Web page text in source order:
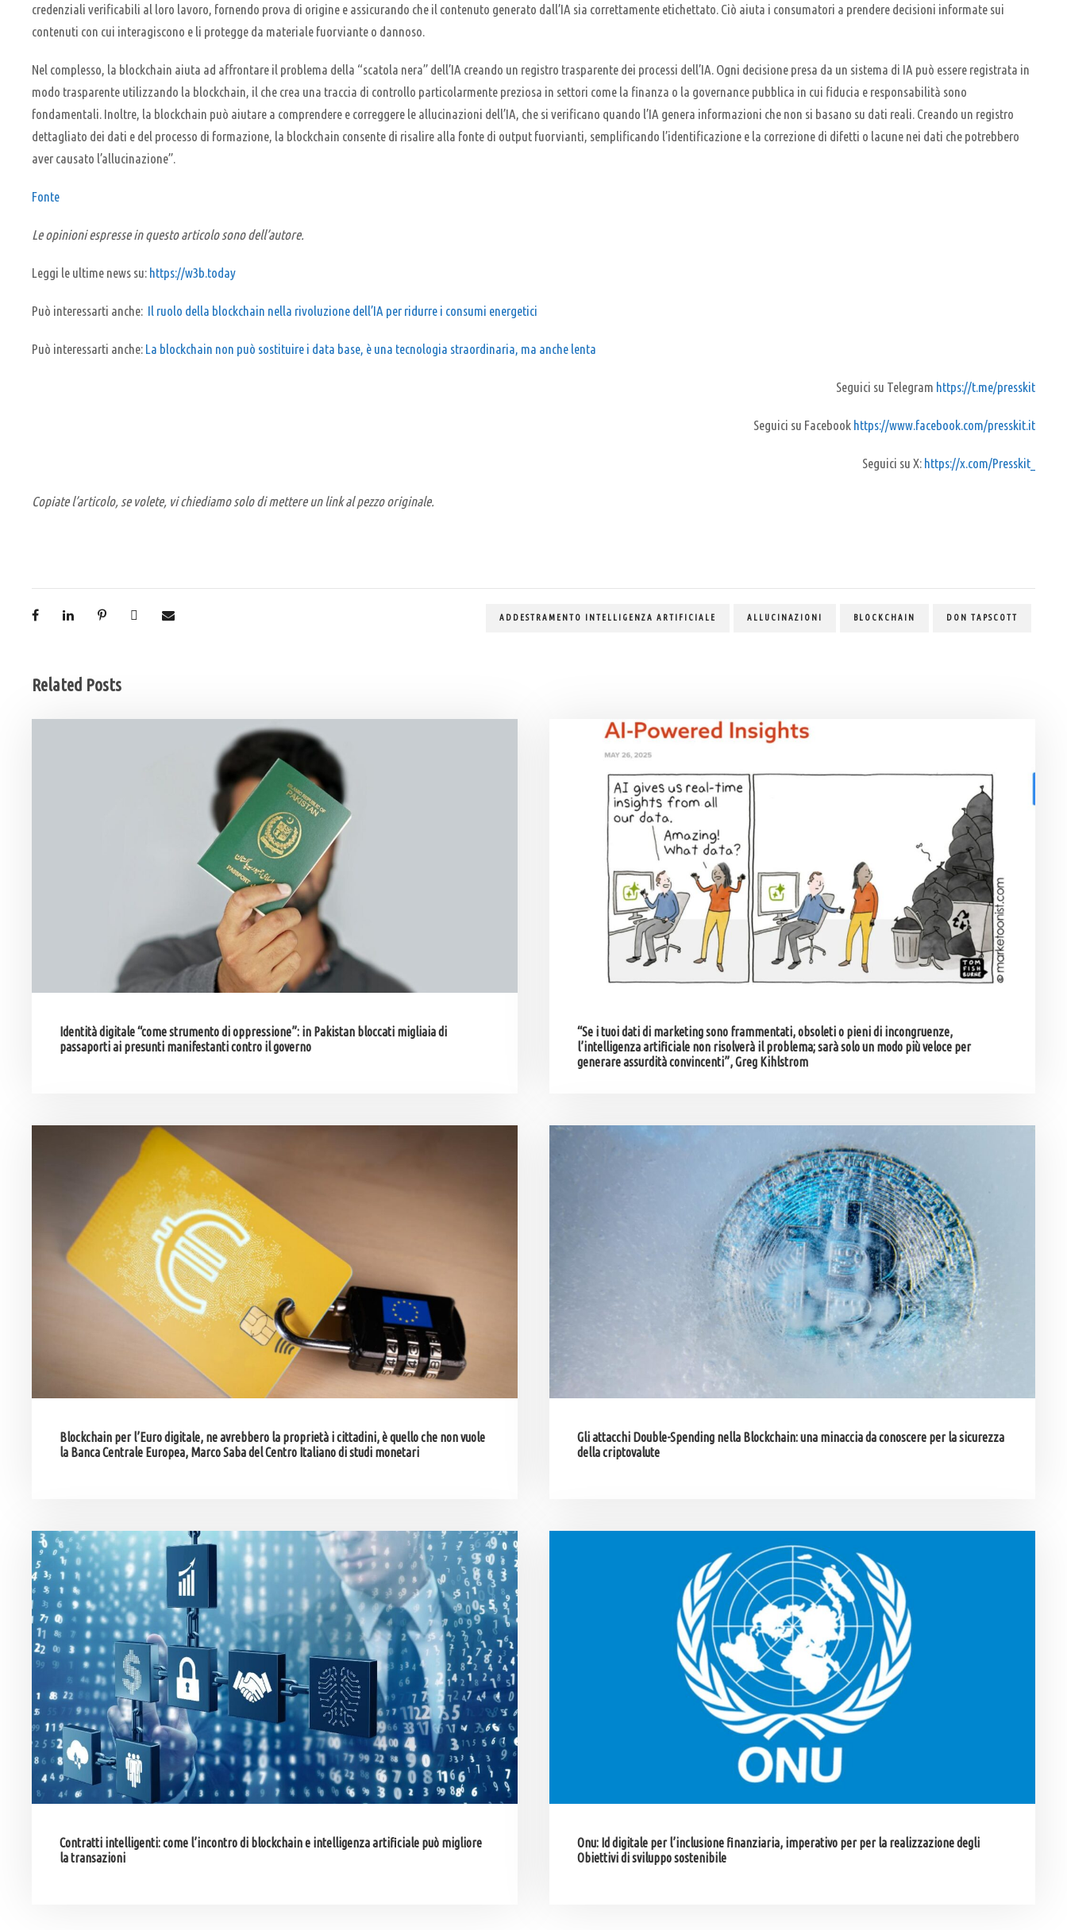
credenziali verificabili al loro lavoro, fornendo prova di origine e assicurando che il contenuto generato dall’IA sia correttamente etichettato. Ciò aiuta i consumatori a prendere decisioni informate sui
contenuti con cui interagiscono e li protegge da materiale fuorviante o dannoso.
Nel complesso, la blockchain aiuta ad affrontare il problema della “scatola nera” dell’IA creando un registro trasparente dei processi dell’IA. Ogni decisione presa da un sistema di IA può essere registrata in
modo trasparente utilizzando la blockchain, il che crea una traccia di controllo particolarmente preziosa in settori come la finanza o la governance pubblica in cui fiducia e responsabilità sono
fondamentali. Inoltre, la blockchain può aiutare a comprendere e correggere le allucinazioni dell’IA, che si verificano quando l’IA genera informazioni che non si basano su dati reali. Creando un registro
dettagliato dei dati e del processo di formazione, la blockchain consente di risalire alla fonte di output fuorvianti, semplificando l’identificazione e la correzione di difetti o lacune nei dati che potrebbero
aver causato l’allucinazione”.
Fonte
Le opinioni espresse in questo articolo sono dell’autore.
Leggi le ultime news su: https://w3b.today
Può interessarti anche: Il ruolo della blockchain nella rivoluzione dell’IA per ridurre i consumi energetici
Può interessarti anche: La blockchain non può sostituire i data base, è una tecnologia straordinaria, ma anche lenta
Seguici su Telegram https://t.me/presskit
Seguici su Facebook https://www.facebook.com/presskit.it
Seguici su X: https://x.com/Presskit_
Copiate l’articolo, se volete, vi chiediamo solo di mettere un link al pezzo originale.
ADDESTRAMENTO INTELLIGENZA ARTIFICIALE ALLUCINAZIONI BLOCKCHAIN DON TAPSCOTT
Related Posts
Identità digitale “come strumento di oppressione”: in Pakistan bloccati migliaia di
passaporti ai presunti manifestanti contro il governo
“Se i tuoi dati di marketing sono frammentati, obsoleti o pieni di incongruenze,
l’intelligenza artificiale non risolverà il problema; sarà solo un modo più veloce per
generare assurdità convincenti”, Greg Kihlstrom
Blockchain per l’Euro digitale, ne avrebbero la proprietà i cittadini, è quello che non vuole
la Banca Centrale Europea, Marco Saba del Centro Italiano di studi monetari
Gli attacchi Double-Spending nella Blockchain: una minaccia da conoscere per la sicurezza
della criptovalute
Contratti intelligenti: come l’incontro di blockchain e intelligenza artificiale può migliore
la transazioni
Onu: Id digitale per l’inclusione finanziaria, imperativo per per la realizzazione degli
Obiettivi di sviluppo sostenibile